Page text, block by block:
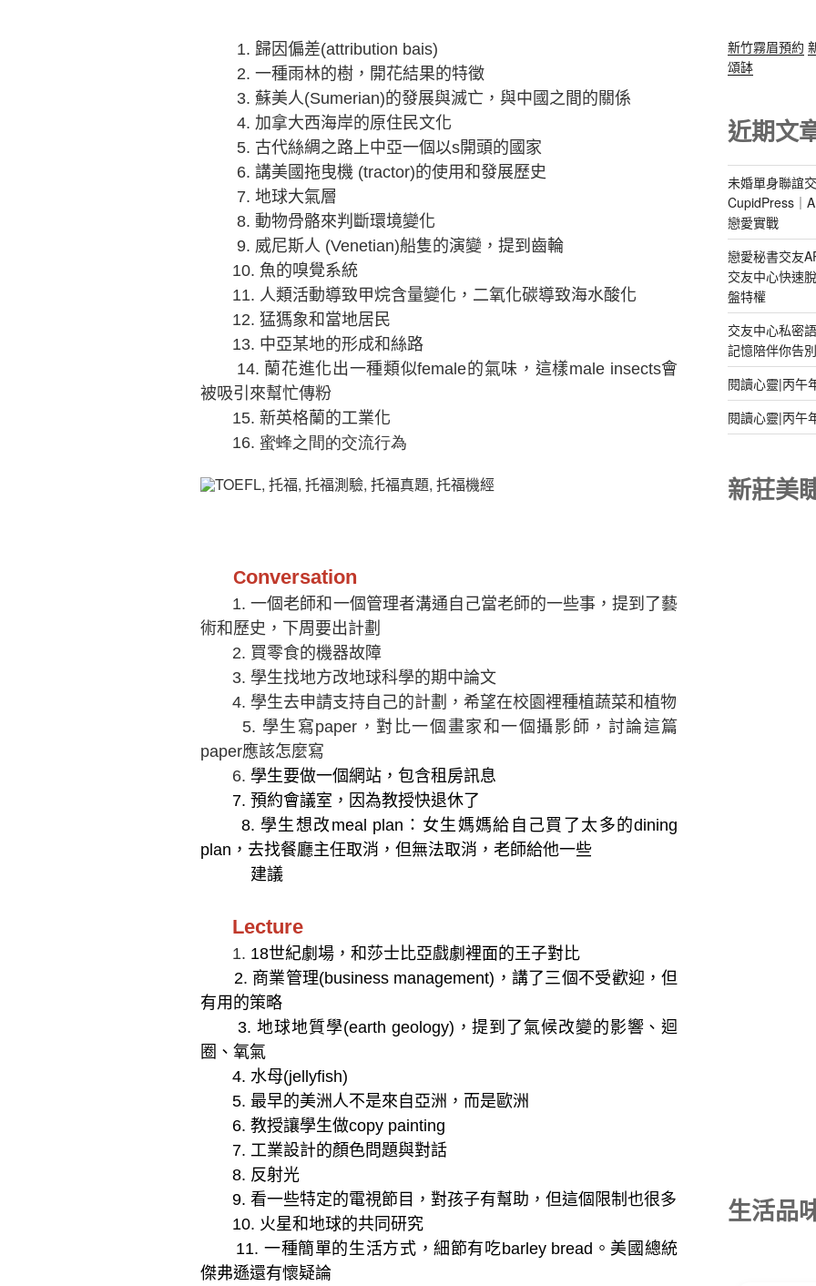
1. 歸因偏差(attribution bais)
2. 一種雨林的樹，開花結果的特徵
3. 蘇美人(Sumerian)的發展與滅亡，與中國之間的關係
4. 加拿大西海岸的原住民文化
5. 古代絲綢之路上中亞一個以s開頭的國家
6. 講美國拖曳機 (tractor)的使用和發展歷史
7. 地球大氣層
8. 動物骨骼來判斷環境變化
9. 威尼斯人 (Venetian)船隻的演變，提到齒輪
10. 魚的嗅覺系統
11. 人類活動導致甲烷含量變化，二氧化碳導致海水酸化
12. 猛獁象和當地居民
13. 中亞某地的形成和絲路
14. 蘭花進化出一種類似female的氣味，這樣male insects會
被吸引來幫忙傳粉
15. 新英格蘭的工業化
16. 蜜蜂之間的交流行為
Conversation
1.一個老師和一個管理者溝通自己當老師的一些事，提到了藝
術和歷史，下周要出計劃
2. 買零食的機器故障
3. 學生找地方改地球科學的期中論文
4. 學生去申請支持自己的計劃，希望在校園裡種植蔬菜和植物
5. 學生寫paper，對比一個畫家和一個攝影師，討論這篇
paper應該怎麼寫
6. 學生要做一個網站，包含租房訊息
7. 預約會議室，因為教授快退休了
8. 學生想改meal plan：女生媽媽給自己買了太多的dining
plan，去找餐廳主任取消，但無法取消，老師給他一些
建議
Lecture
1. 18世紀劇場，和莎士比亞戲劇裡面的王子對比
2. 商業管理(business management)，講了三個不受歡迎，但
有用的策略
3.地球地質學(earth geology)，提到了氣候改變的影響、迴
圈、氧氣
4. 水母(jellyfish)
5. 最早的美洲人不是來自亞洲，而是歐洲
6. 教授讓學生做copy painting
7. 工業設計的顏色問題與對話
8. 反射光
9. 看一些特定的電視節目，對孩子有幫助，但這個限制也很多
10. 火星和地球的共同研究
11. 一種簡單的生活方式，細節有吃barley bread。美國總統
傑弗遜還有懷疑論
新竹霧眉預約
頌缽
近期文
未婚單身聯誼
CupidPress｜
戀愛實戰
戀愛秘書交友
交友中心快速
盤特權
交友中心私密
記憶陪伴你告
閱讀心靈|丙午
閱讀心靈|丙午
新莊美
生活品